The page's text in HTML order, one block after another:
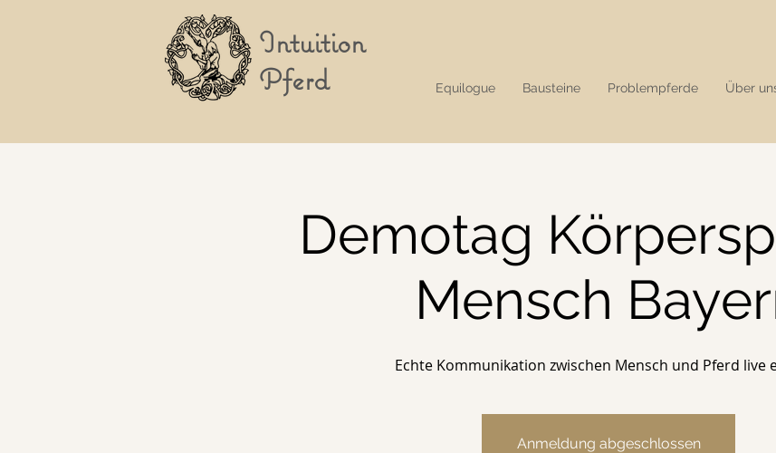
Intuition
Pferd
Equilogue Bausteine Problempferde Über
Demotag
Mensch
Echte Kommunikation zwischen Mensch und Pferd live
Anmeldung abgeschlossen